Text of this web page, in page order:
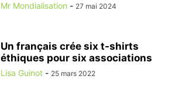
Mr Mondialisation - 27 mai 2024
Un français crée six t-shirts
éthiques pour six associations
Lisa Guinot - 25 mars 2022